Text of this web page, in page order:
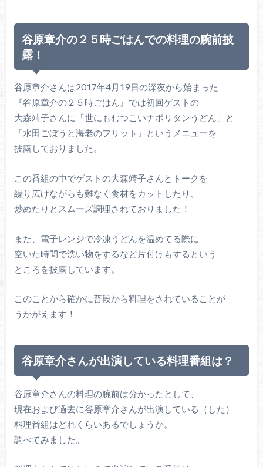
谷原章介の２５時ごはんでの料理の腕前披
露！
谷原章介さんは2017年4月19日の深夜から始まった
『谷原章介の２５時ごはん』では初回ゲストの
大森靖子さんに「世にもむつこいナポリタンうどん」と
「水田ごぼうと海老のフリット」というメニューを
披露しておりました。
この番組の中でゲストの大森靖子さんとトークを
繰り広げながらも難なく食材をカットしたり、
炒めたりとスムーズ調理されておりました！
また、電子レンジで冷凍うどんを温めてる際に
空いた時間で洗い物をするなど片付けもするという
ところを披露しています。
このことから確かに普段から料理をされていることが
うかがえます！
谷原章介さんが出演している料理番組は？
谷原章介さんの料理の腕前は分かったとして、
現在および過去に谷原章介さんが出演している（した）
料理番組はどれくらいあるでしょうか。
調べてみました。